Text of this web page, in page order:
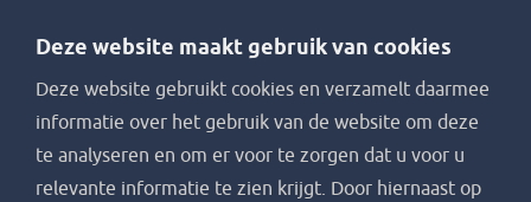
Deze website maakt gebruik van cookies
Deze website gebruikt cookies en verzamelt daarmee
informatie over het gebruik van de website om deze
te analyseren en om er voor te zorgen dat u voor u
relevante informatie te zien krijgt. Door hiernaast op